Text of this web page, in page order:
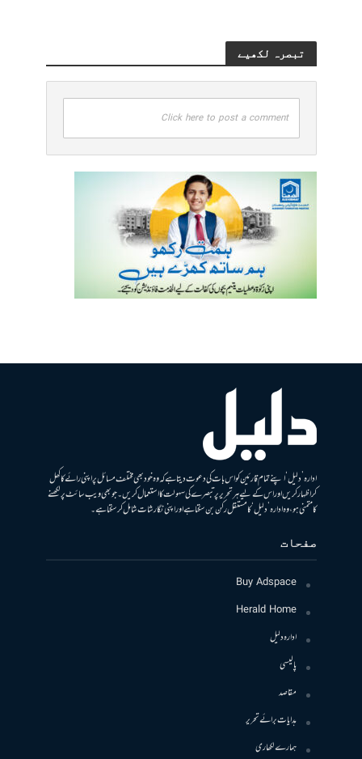
تبصرہ لکھیے
Click here to post a comment
ادارہ ’دلیل‘ اپنے تمام قارئین کو اس بات کی دعوت دیتا ہے کہ وہ خود بھی مختلف مسائل پر اپنی رائے کا کھل
کر اظہار کریں اور اس کے لیے ہر تحریر پر تبصرے کی سہولت کا استعمال کریں۔ جو بھی ویب سائٹ پر لکھنے
کا متمنی ہو، وہ ادارہ ’دلیل‘ کا مستقل رکن بن سکتا ہے اور اپنی نگارشات شامل کرسکتا ہے۔
صفحات
Buy Adspace
Herald Home
ادارہ دلیل
پالیسی
مقاصد
ہدایات برائے تحریر
ہمارے لکھاری